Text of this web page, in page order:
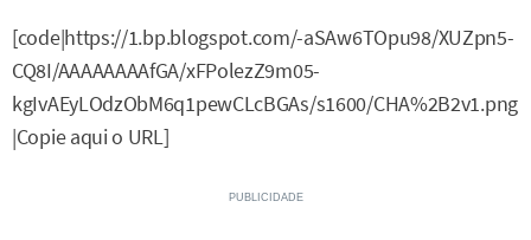
[code|https://1.bp.blogspot.com/-aSAw6TOpu98/XUZpn5-
CQ8I/AAAAAAAAfGA/xFPolezZ9m05-
kgIvAEyLOdzObM6q1pewCLcBGAs/s1600/CHA%2B2v1.png
|Copie aqui o URL]